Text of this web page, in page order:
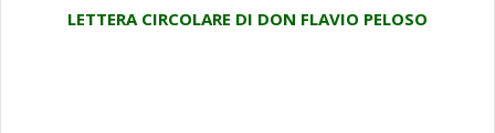
LETTERA CIRCOLARE DI DON FLAVIO PELOSO